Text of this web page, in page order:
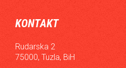
KONTAKT
Rudarska 2
75000, Tuzla, BiH